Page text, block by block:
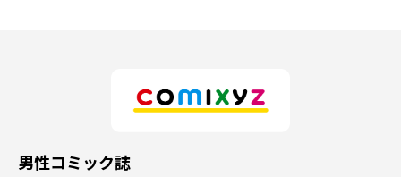
男性コミック誌